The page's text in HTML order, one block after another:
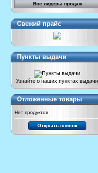
Все лидеры продаж
Свежий прайс
Пункты выдачи
Узнайте о наших пунктах выдачи
Отложенные товары
Нет продуктов
Открыть список